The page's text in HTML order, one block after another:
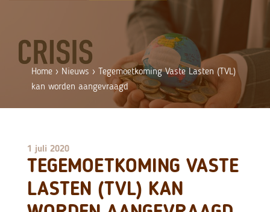
Home › Nieuws ›Tegemoetkoming Vaste Lasten (TVL)
kan worden aangevraagd
1 juli 2020
TEGEMOETKOMING VASTE
LASTEN (TVL) KAN